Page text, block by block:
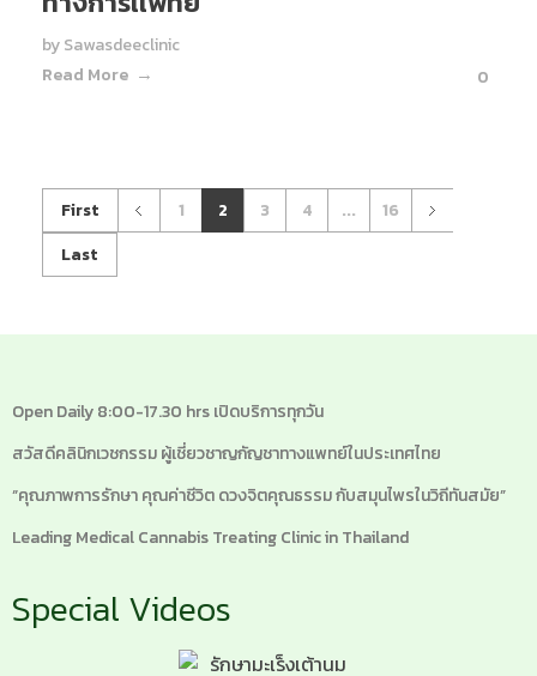
bySawasdeeclinic
Read More
0
First 1 2 3 4 ...
16
Last
Open Daily 8:00-17.30 hrs เปิดบริการทุกวัน
สวัสดีคลินิกเวชกรรม ผู้เชี่ยวชาญกัญชาทางแพทย์ในประเทศไทย
“คุณภาพการรักษา คุณค่าชีวิต ดวงจิตคุณธรรม กับสมุนไพรในวิถีทันสมัย”
Leading Medical Cannabis Treating Clinic in Thailand
Special Videos